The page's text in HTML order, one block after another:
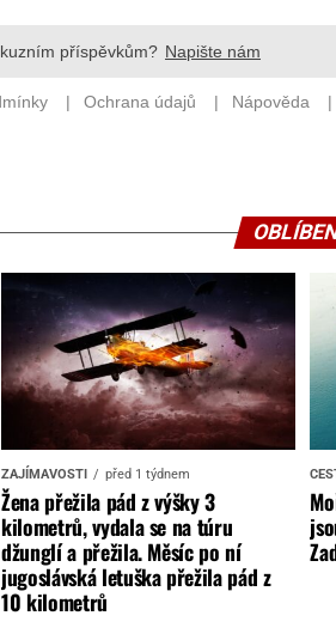
ZAJÍMAVOSTI před 1 týdnem
Žena přežila pád z výšky 3
kilometrů, vydala se na túru
džunglí a přežila. Měsíc po ní
jugoslávská letuška přežila pád z
10 kilometrů